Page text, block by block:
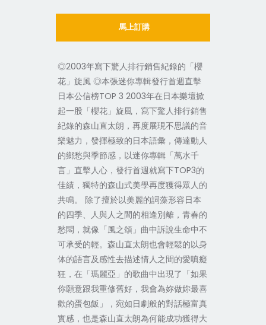
馬上訂購
◎2003年寫下驚人排行銷售紀錄的「櫻
花」旋風 ◎本張迷你專輯發行首週直擊
日本公信榜TOP 3 2003年在日本樂壇掀
起一股「櫻花」旋風，寫下驚人排行銷售
紀錄的森山直太朗，再度展現不思議的音
樂魅力，發揮極致的日本語彙，傳達動人
的鄉愁與季節感，以迷你專輯「萬水千
言」直擊人心，發行首週就寫下TOP3的
佳績，獨特的森山式美學再度獲得眾人的
共鳴。 除了擅於以美麗的詞藻形容日本
的四季、人與人之間的相逢別離，青春的
愁悶，就像「風之頌」曲中訴說生命中不
可承受的輕。森山直太朗也會輕鬆的以身
体的語言及感性去描述情人之間的愛嗔癡
狂，在「瑪麗亞」的歌曲中出現了「如果
你願意跟我重修舊好，我會為妳做妳最喜
歡的蛋包飯」，宛如日劇般的對話極富真
實感，也是森山直太朗為何能成功獲得大